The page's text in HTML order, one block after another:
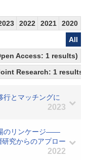
2022 2021
2020
All
Access: 1 results)
Research: 1 results)
行とマッチングに
2023
のリンケージ――
究からのアプロー
2022